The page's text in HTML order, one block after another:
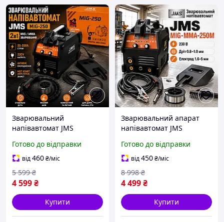
Зварювальний
напівавтомат JMS
320А інверторний
зварювальний апарат
для дому, гаража, СТО та
майстерні
Готово до відправки
від460₴/міс
4 599₴
5 599 ₴
Купити
Зварювальний апарат
напівавтомат JMS
зварювання дротом
Зварка ММА електродами
320 А Інвертор для дому
та СТО
Готово до відправки
від450₴/міс
4 499₴
8 998 ₴
Купити